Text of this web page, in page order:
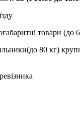
товари (до
80 кг)